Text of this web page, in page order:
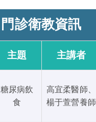
門診衛教資訊
主題 主講者
糖尿病飲
食
高宜柔醫師、
楊于萱營養師